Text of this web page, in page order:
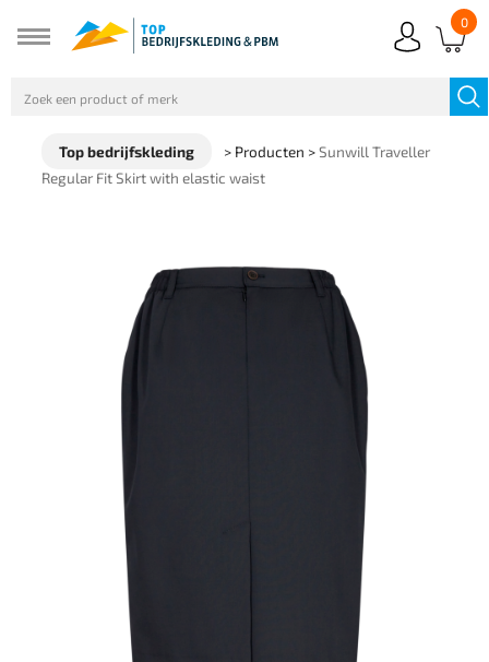
0
Top bedrijfskleding > Producten >Sunwill Traveller
Regular Fit Skirt with elastic waist